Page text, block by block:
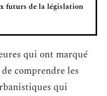
futurs de la législation
qui ont marqué
comprendre les
qui